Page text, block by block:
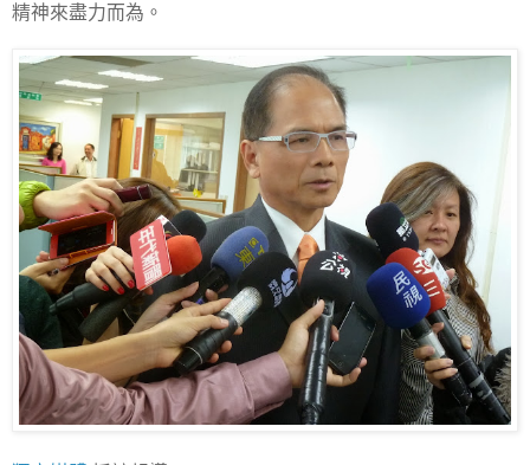
精神來盡力而為。